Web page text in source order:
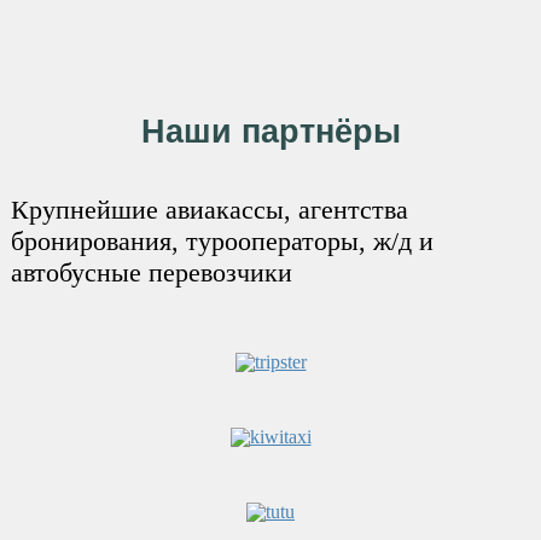
Наши партнёры
Крупнейшие авиакассы, агентства
бронирования, турооператоры, ж/д и
автобусные перевозчики